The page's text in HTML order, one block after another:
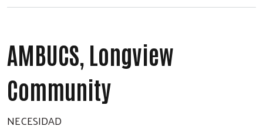
AMBUCS, Longview
Community
NECESIDAD